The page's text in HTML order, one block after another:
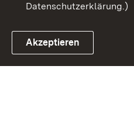
Datenschutzerklärung.)
Akzeptieren